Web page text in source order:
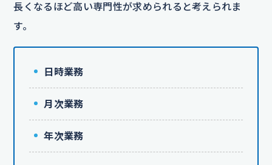
長くなるほど高い専門性が求められると考えられま
す。
日時業務
月次業務
年次業務